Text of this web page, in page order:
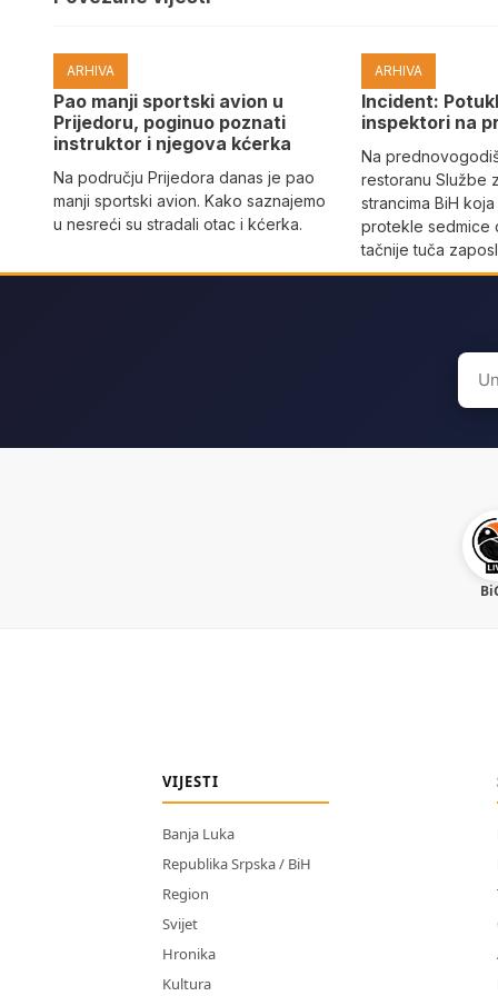
ARHIVA
Pao manji sportski avion u
Prijedoru, poginuo poznati
instruktor i njegova kćerka
Na području Prijedora danas je pao
manji sportski avion. Kako saznajemo
u nesreći su stradali otac i kćerka.
ARHIVA
Incident:
inspektori na
Na
restoranu Službe
strancima BiH
protekle sedmice
tačnije tuča
for:
VIJESTI
Banja Luka
Republika Srpska / BiH
Region
Svijet
Hronika
Kultura